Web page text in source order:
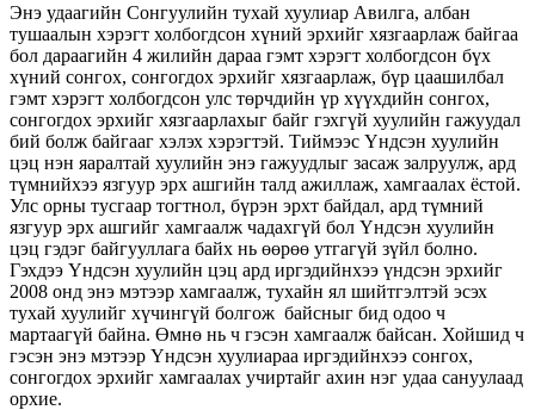
Энэ удаагийн Сонгуулийн тухай хуулиар Авилга, албан
тушаалын хэрэгт холбогдсон хүний эрхийг хязгаарлаж байгаа
бол дараагийн 4 жилийн дараа гэмт хэрэгт холбогдсон бүх
хүний сонгох, сонгогдох эрхийг хязгаарлаж, бүр цаашилбал
гэмт хэрэгт холбогдсон улс төрчдийн үр хүүхдийн сонгох,
сонгогдох эрхийг хязгаарлахыг байг гэхгүй хуулийн гажуудал
бий болж байгааг хэлэх хэрэгтэй. Тиймээс Үндсэн хуулийн
цэц нэн яаралтай хуулийн энэ гажуудлыг засаж залруулж, ард
түмнийхээ язгуур эрх ашгийн талд ажиллаж, хамгаалах ёстой.
Улс орны тусгаар тогтнол, бүрэн эрхт байдал, ард түмний
язгуур эрх ашгийг хамгаалж чадахгүй бол Үндсэн хуулийн
цэц гэдэг байгууллага байх нь өөрөө утгагүй зүйл болно.
Гэхдээ Үндсэн хуулийн цэц ард иргэдийнхээ үндсэн эрхийг
2008 онд энэ мэтээр хамгаалж, тухайн ял шийтгэлтэй эсэх
тухай хуулийг хүчингүй болгож байсныг бид одоо ч
мартаагүй байна. Өмнө нь ч гэсэн хамгаалж байсан. Хойшид ч
гэсэн энэ мэтээр Үндсэн хуулиараа иргэдийнхээ сонгох,
сонгогдох эрхийг хамгаалах учиртайг ахин нэг удаа сануулаад
орхие.